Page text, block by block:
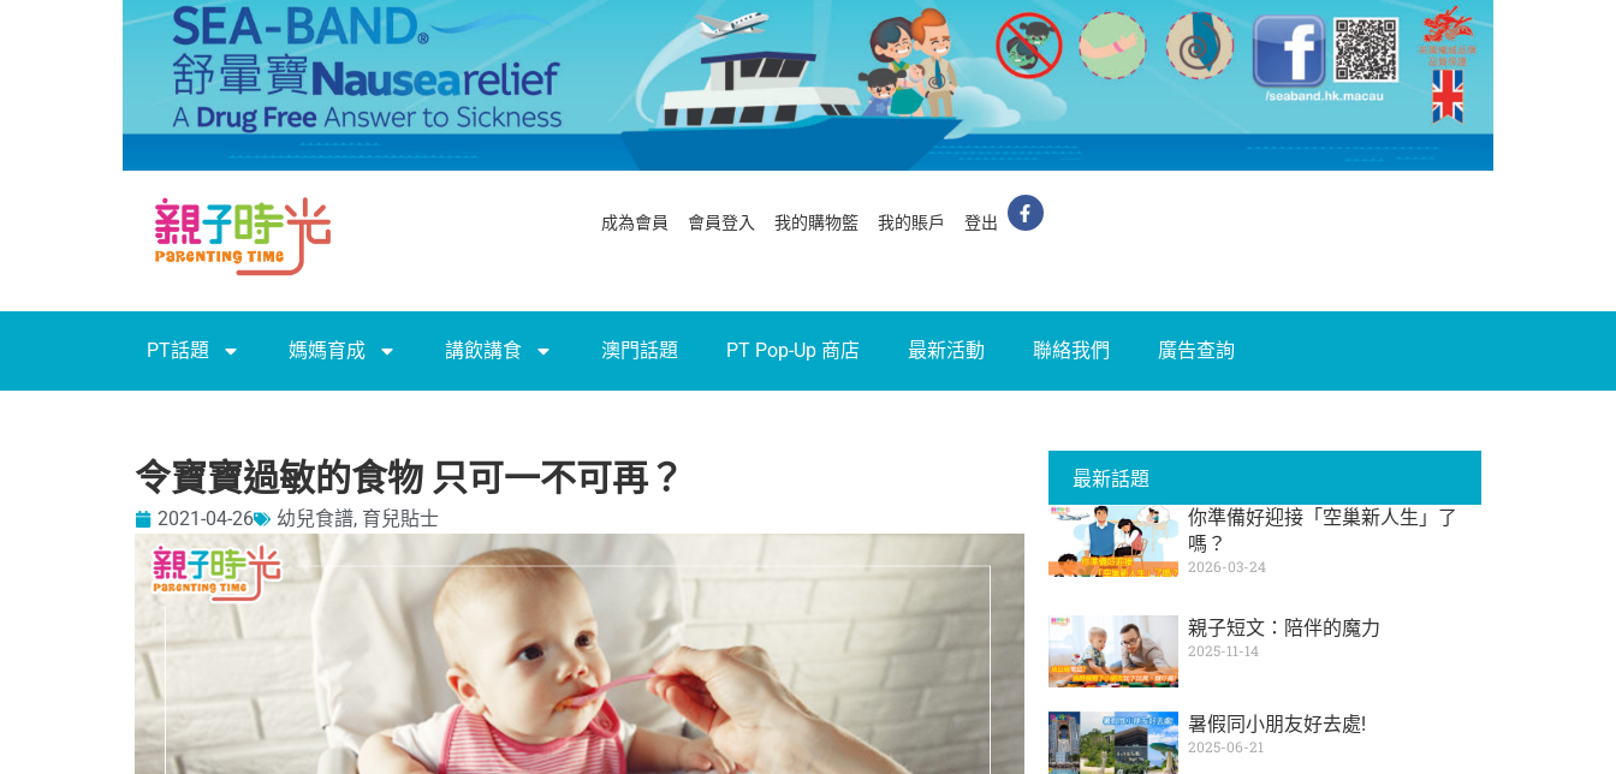
成為會員 會員登入 我的購物籃 我的賬戶 登出
PT話題 媽媽育成 講飲講食 澳門話題 PT Pop-Up 商店 最新活動 聯絡我們 廣告查詢
令寶寶過敏的食物 只可一不可再？
2021-04-26 幼兒食譜, 育兒貼士
最新話題
你準備好迎接「空巢新人生」了
嗎？
2026-03-24
親子短文：陪伴的魔力
2025-11-14
暑假同小朋友好去處!
2025-06-21